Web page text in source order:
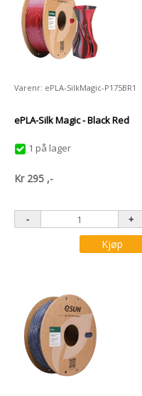
Varenr: ePLA-SilkMagic-P175BR1
ePLA-Silk Magic - Black Red
1 på lager
Kr 295 ,-
Kjøp